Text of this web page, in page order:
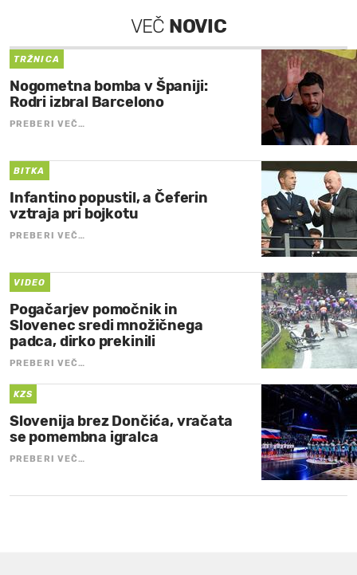
VEČ NOVIC
TRŽNICA
Nogometna bomba v Španiji:
Rodri izbral Barcelono
PREBERI VEČ…
BITKA
Infantino popustil, a Čeferin
vztraja pri bojkotu
PREBERI VEČ…
VIDEO
Pogačarjev pomočnik in
Slovenec sredi množičnega
padca, dirko prekinili
PREBERI VEČ…
KZS
Slovenija brez Dončića, vračata
se pomembna igralca
PREBERI VEČ…